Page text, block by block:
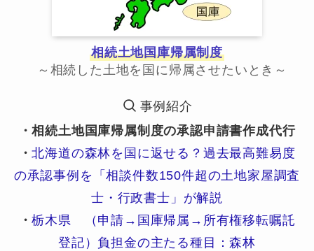
相続土地国庫帰属制度
～相続した土地を国に帰属させたいとき～
事例紹介
・相続土地国庫帰属制度の承認申請書作成代行
・北海道の森林を国に返せる？過去最高難易度
の承認事例を「相談件数150件超の土地家屋調査
士・行政書士」が解説
・栃木県 （申請→国庫帰属→所有権移転嘱託
登記）負担金の主たる種目：森林